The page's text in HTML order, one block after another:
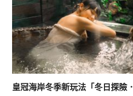
皇冠海岸冬季新玩法「冬日探險